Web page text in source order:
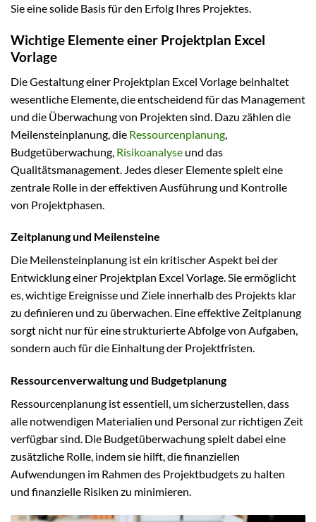
Sie eine solide Basis für den Erfolg Ihres Projektes.
Wichtige Elemente einer Projektplan Excel
Vorlage
Die Gestaltung einer Projektplan Excel Vorlage beinhaltet
wesentliche Elemente, die entscheidend für das Management
und die Überwachung von Projekten sind. Dazu zählen die
Meilensteinplanung, die Ressourcenplanung
Budgetüberwachung, Risikoanalyse und das
Qualitätsmanagement. Jedes dieser Elemente spielt eine
zentrale Rolle in der effektiven Ausführung und Kontrolle
von Projektphasen.
Zeitplanung und Meilensteine
Die Meilensteinplanung ist ein kritischer Aspekt bei der
Entwicklung einer Projektplan Excel Vorlage. Sie ermöglicht
es, wichtige Ereignisse und Ziele innerhalb des Projekts klar
zu definieren und zu überwachen. Eine effektive Zeitplanung
sorgt nicht nur für eine strukturierte Abfolge von Aufgaben,
sondern auch für die Einhaltung der Projektfristen.
Ressourcenverwaltung und Budgetplanung
Ressourcenplanung ist essentiell, um sicherzustellen, dass
alle notwendigen Materialien und Personal zur richtigen Zeit
verfügbar sind. Die Budgetüberwachung spielt dabei eine
zusätzliche Rolle, indem sie hilft, die finanziellen
Aufwendungen im Rahmen des Projektbudgets zu halten
und finanzielle Risiken zu minimieren.